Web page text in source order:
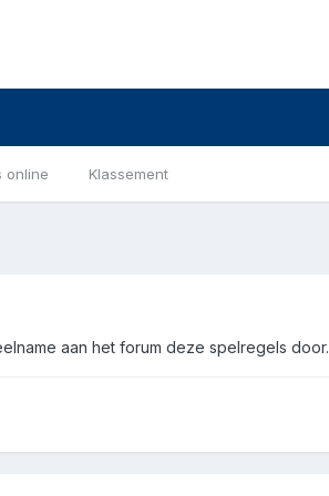
online Klassement
aan het forum deze spelregels door.